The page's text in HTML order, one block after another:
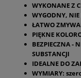
WYKONANE Z
WYGODNY, NIE
ŁATWO
PIĘKNE
BEZPIECZNA -
SUBSTANCJI
IDEALNE DO
WYMIARY: